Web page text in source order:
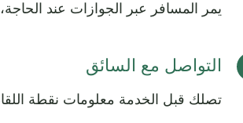
يمر المسافر عبر الجوازات عند
التواصل مع السائق
تصلك قبل الخدمة معلومات نقطة